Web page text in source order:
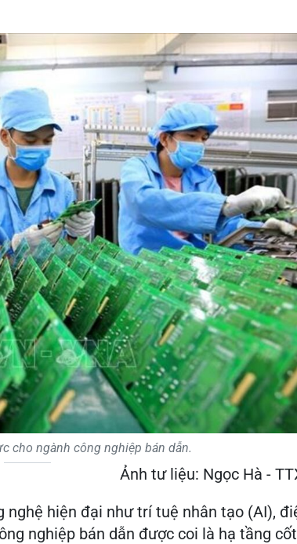
cho ngành công nghiệp bán dẫn.
Ảnh tư liệu: Ngọc Hà -
hiện đại như trí tuệ nhân tạo (AI),
nghiệp bán dẫn được coi là hạ tầng